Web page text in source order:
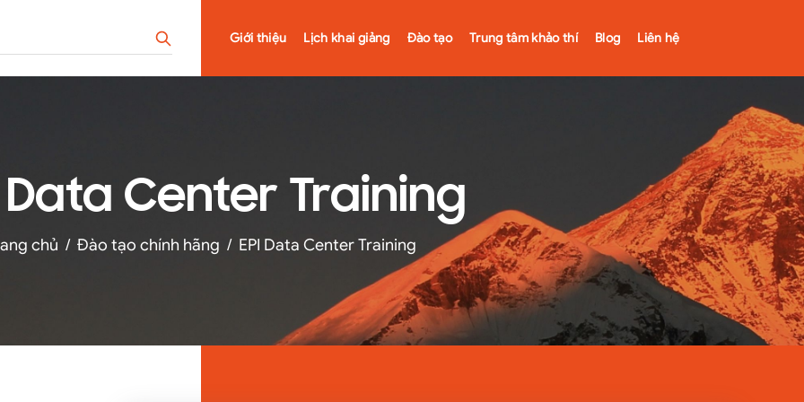
Giới thiệu Lịch khai giảng Đào tạo Trung tâm khảo thí Blog Liên hệ
Data Center Training
chủ / Đào tạo chính hãng / EPI Data Center Training